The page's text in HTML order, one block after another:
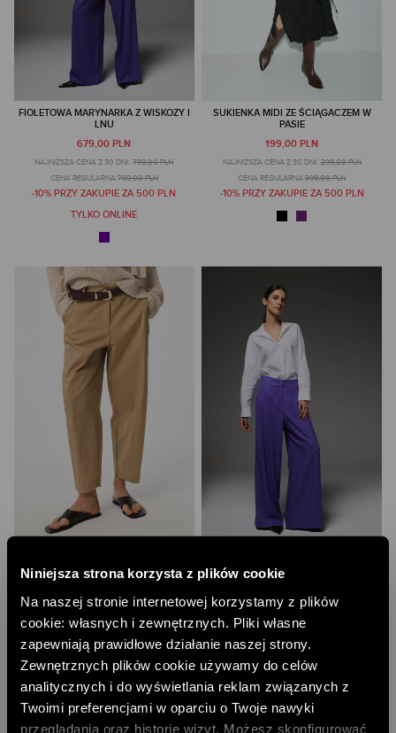
Niniejsza strona korzysta z plików cookie
Na naszej stronie internetowej korzystamy z plików
cookie: własnych i zewnętrznych. Pliki własne
zapewniają prawidłowe działanie naszej strony.
Zewnętrznych plików cookie używamy do celów
analitycznych i do wyświetlania reklam związanych z
Twoimi preferencjami w oparciu o Twoje nawyki
przeglądania oraz historię wizyt. Możesz skonfigurować
FIOLETOWA MARYNARKA Z WISKOZY I
LNU
679,00 PLN
NAJNIŻSZA CENA Z 30 DNI: 799,00 PLN
CENA REGULARNA:799,00 PLN
-10% PRZY ZAKUPIE ZA 500 PLN
TYLKO ONLINE
SUKIENKA MIDI ZE ŚCIĄGACZEM W
PASIE
199,00 PLN
NAJNIŻSZA CENA Z 30 DNI: 299,00 PLN
CENA REGULARNA:399,00 PLN
-10% PRZY ZAKUPIE ZA 500 PLN
NAJNIŻSZA CENA Z 30 DNI: 299,00 PLN
CENA REGULARNA:299,00 PLN
479,00 PLN
CENA REGULARNA:599,00 PLN
-10% PRZY ZAKUPIE ZA 500 PLN
TYLKO ONLINE